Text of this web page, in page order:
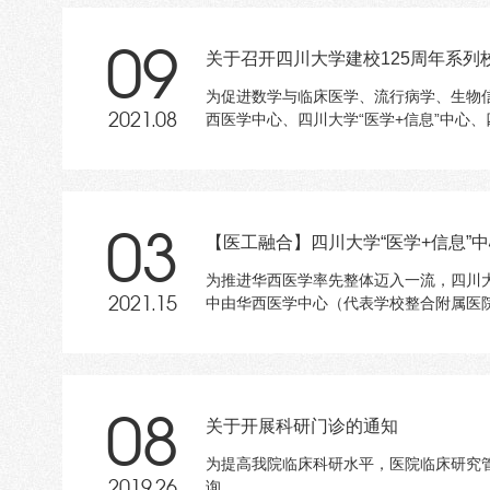
09
2021.08
关于召开四川大学建校125周年系列
为促进数学与临床医学、流行病学、生
西医学中心、四川大学“医学+信息”中心
03
2021.15
【医工融合】四川大学“医学+信息”
为推进华西医学率先整体迈入一流，四川
中由华西医学中心（代表学校整合附属医
08 关于开展科研门诊的通知
为提高我院临床科研水平，医院临床研